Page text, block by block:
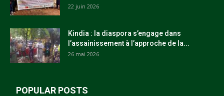
22 juin 2026
Kindia : la diaspora s’engage dans
l’assainissement à l’approche de la...
26 mai 2026
POPULAR POSTS